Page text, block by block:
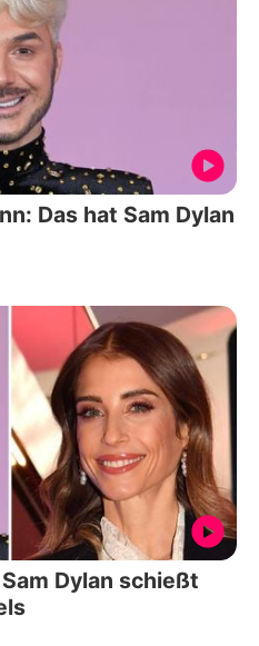
Das hat Sam Dylan
Dylan schießt